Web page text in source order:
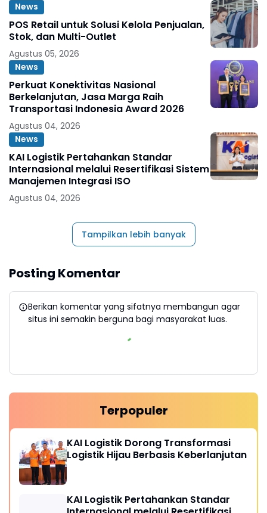
News
POS Retail untuk Solusi Kelola Penjualan,
Stok, dan Multi-Outlet
Agustus 05, 2026
News
Perkuat Konektivitas Nasional
Berkelanjutan, Jasa Marga Raih
Transportasi Indonesia Award 2026
Agustus 04, 2026
News
KAI Logistik Pertahankan Standar
Internasional melalui Resertifikasi Sistem
Manajemen Integrasi ISO
Agustus 04, 2026
Tampilkan lebih banyak
Posting Komentar
Berikan komentar yang sifatnya membangun agar
situs ini semakin berguna bagi masyarakat luas.
Terpopuler
KAI Logistik Dorong Transformasi
Logistik Hijau Berbasis Keberlanjutan
KAI Logistik Pertahankan Standar